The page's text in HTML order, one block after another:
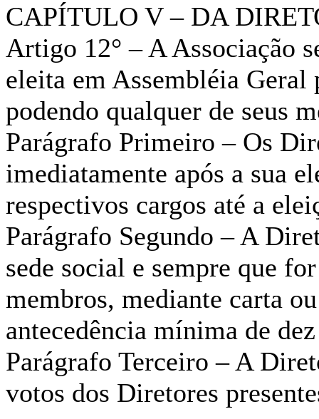
CAPÍTULO V – DA
Artigo 12° – A Associação
eleita em Assembléia Geral
podendo qualquer de seus
Parágrafo Primeiro – Os
imediatamente após a sua
respectivos cargos até a
Parágrafo Segundo – A
sede social e sempre que
membros, mediante carta
antecedência mínima de
Parágrafo Terceiro – A
votos dos Diretores